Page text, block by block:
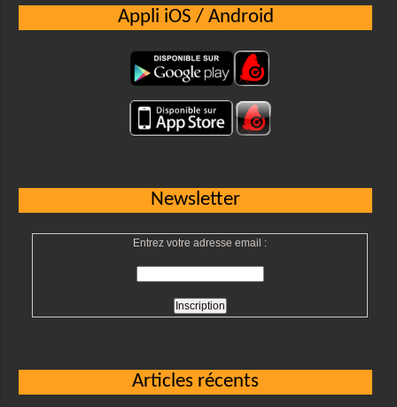
Appli iOS / Android
Newsletter
Entrez votre adresse email :
Articles récents